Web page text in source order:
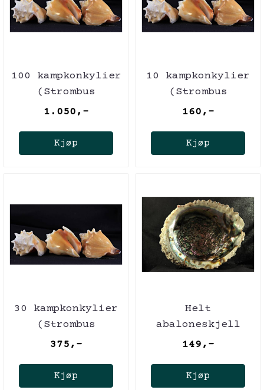
100 kampkonkylier
(Strombus
pugilis)
1.050,-
Kjøp
10 kampkonkylier
(Strombus
pugilis)
160,-
Kjøp
30 kampkonkylier
(Strombus
pugilis)
375,-
Kjøp
Helt
abaloneskjell
149,-
Kjøp